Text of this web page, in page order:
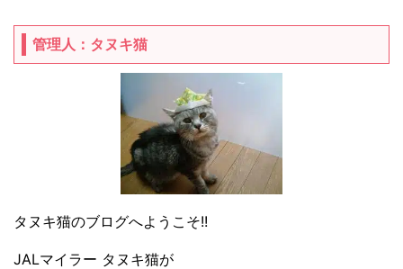
管理人：タヌキ猫
タヌキ猫のブログへようこそ!!
JALマイラー タヌキ猫が